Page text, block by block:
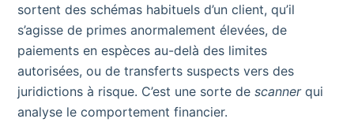
sortent des schémas habituels d’un client, qu’il
s’agisse de primes anormalement élevées, de
paiements en espèces au-delà des limites
autorisées, ou de transferts suspects vers des
juridictions à risque. C’est une sorte de scannerqui
analyse le comportement financier.